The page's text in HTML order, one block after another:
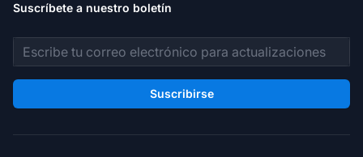
Suscríbete a nuestro boletín
Dirección de correo electrónico
Suscribirse